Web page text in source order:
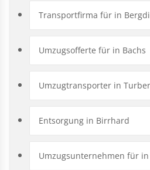
Transportfirma für in
Umzugsofferte für in Bachs
Umzugtransporter in
Entsorgung in Birrhard
Umzugsunternehmen für